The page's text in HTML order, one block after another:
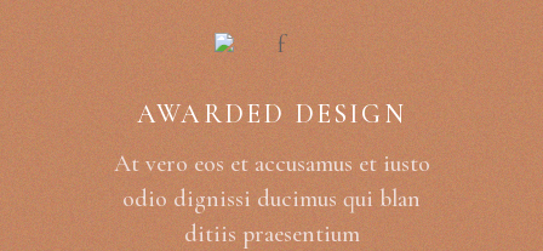
AWARDED DESIGN
At vero eos et accusamus et iusto
odio dignissi ducimus qui blan
ditiis praesentium